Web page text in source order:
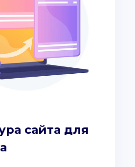
сайта для